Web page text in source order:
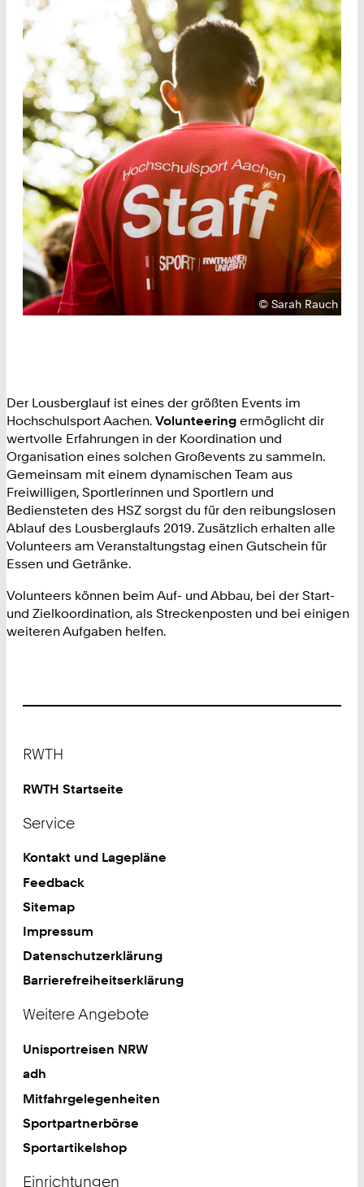
Urheberrecht:
©Sarah Rauch
Der Lousberglauf ist eines der größten Events im
Hochschulsport Aachen. Volunteering ermöglicht dir
wertvolle Erfahrungen in der Koordination und
Organisation eines solchen Großevents zu sammeln.
Gemeinsam mit einem dynamischen Team aus
Freiwilligen, Sportlerinnen und Sportlern und
Bediensteten des HSZ sorgst du für den reibungslosen
Ablauf des Lousberglaufs 2019. Zusätzlich erhalten alle
Volunteers am Veranstaltungstag einen Gutschein für
Essen und Getränke.
Volunteers können beim Auf- und Abbau, bei der Start-
und Zielkoordination, als Streckenposten und bei einigen
weiteren Aufgaben helfen.
RWTH
RWTH Startseite
Service
Kontakt und Lagepläne
Feedback
Sitemap
Impressum
Datenschutzerklärung
Barrierefreiheitserklärung
Weitere Angebote
Unisportreisen NRW
adh
Mitfahrgelegenheiten
Sportpartnerbörse
Sportartikelshop
Einrichtungen